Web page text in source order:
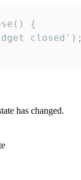
{
closed');
has changed.